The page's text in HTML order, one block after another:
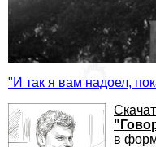
"И так я вам надоел,
в